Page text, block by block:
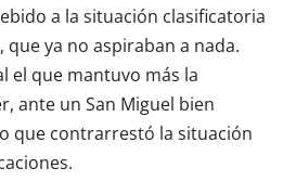
a la situación clasificatoria
ya no aspiraban a nada.
el que mantuvo más la
ante un San Miguel bien
que contrarrestó la situación